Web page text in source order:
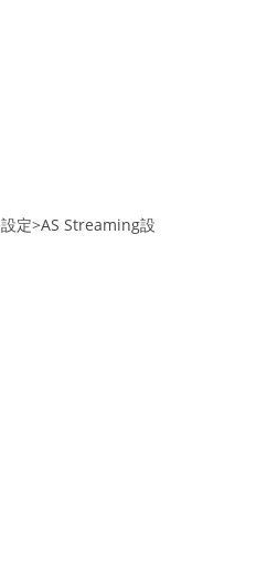
定>AS Streaming設